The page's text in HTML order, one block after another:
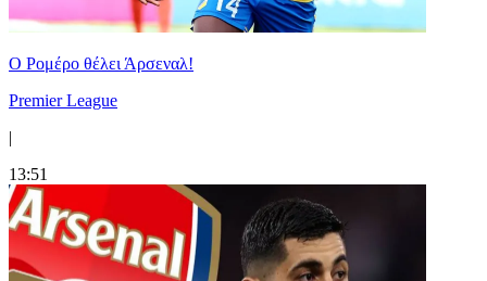
Ο Ρομέρο θέλει Άρσεναλ!
Premier League
|
13:51